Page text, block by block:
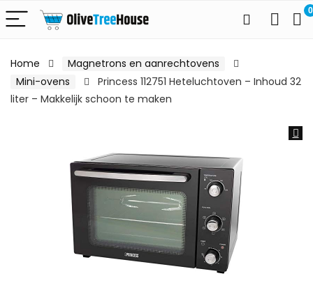
0
Home
Magnetrons en aanrechtovens
Mini-ovens
Princess 112751 Heteluchtoven – Inhoud 32
liter – Makkelijk schoon te maken